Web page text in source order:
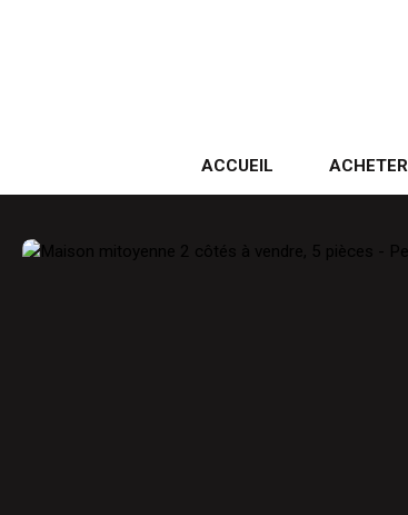
ACCUEIL ACHETER